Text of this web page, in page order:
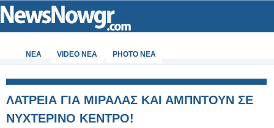
ΝΕΑ VIDEO NEA PHOTO NEA
ΛΑΤΡΕΙΑ ΓΙΑ ΜΙΡΑΛΑΣ ΚΑΙ ΑΜΠΝΤΟΥΝ ΣΕ
ΝΥΧΤΕΡΙΝΟ ΚΕΝΤΡΟ!